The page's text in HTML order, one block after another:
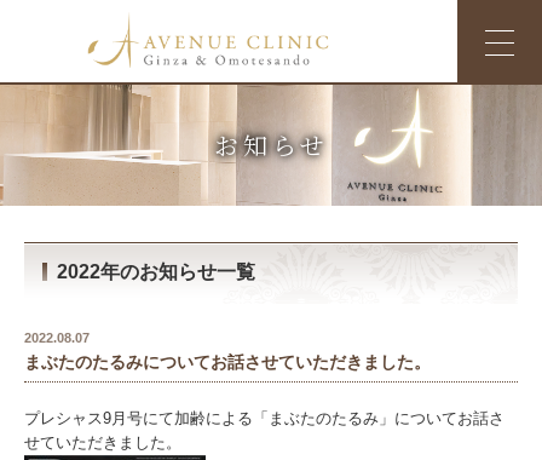
お知らせ
2022年のお知らせ一覧
2022.08.07
まぶたのたるみについてお話させていただきました。
プレシャス9月号にて加齢による「まぶたのたるみ」についてお話さ
せていただきました。